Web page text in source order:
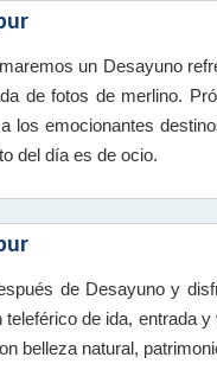
un Desayuno
de fotos de merlino.
los emocionantes
del día es de ocio.
de Desayuno y
teleférico de ida, entrada
belleza natural,